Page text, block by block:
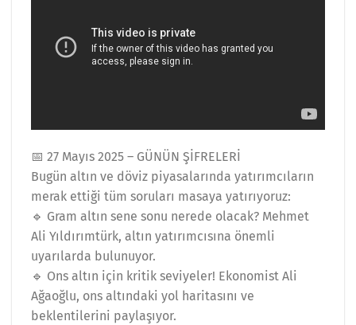
📅 27 Mayıs 2025 – GÜNÜN ŞİFRELERİ
Bugün altın ve döviz piyasalarında yatırımcıların
merak ettiği tüm soruları masaya yatırıyoruz:
🔹 Gram altın sene sonu nerede olacak? Mehmet
Ali Yıldırımtürk, altın yatırımcısına önemli
uyarılarda bulunuyor.
🔹 Ons altın için kritik seviyeler! Ekonomist Ali
Ağaoğlu, ons altındaki yol haritasını ve
beklentilerini paylaşıyor.